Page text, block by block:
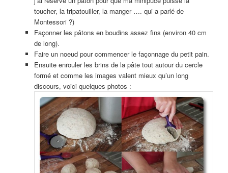
toucher, la tripatouiller, la manger …. qui a parlé de
Montessori ?)
Façonner les pâtons en boudins assez fins (environ 40 cm
de long).
Faire un noeud pour commencer le façonnage du petit pain.
Ensuite enrouler les brins de la pâte tout autour du cercle
formé et comme les images valent mieux qu’un long
discours, voici quelques photos :